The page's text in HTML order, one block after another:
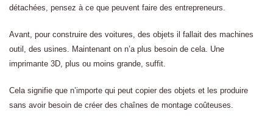
détachées, pensez à ce que peuvent faire des entrepreneurs.
Avant, pour construire des voitures, des objets il fallait des machines
outil, des usines. Maintenant on n’a plus besoin de cela. Une
imprimante 3D, plus ou moins grande, suffit.
Cela signifie que n’importe qui peut copier des objets et les produire
sans avoir besoin de créer des chaînes de montage coûteuses.